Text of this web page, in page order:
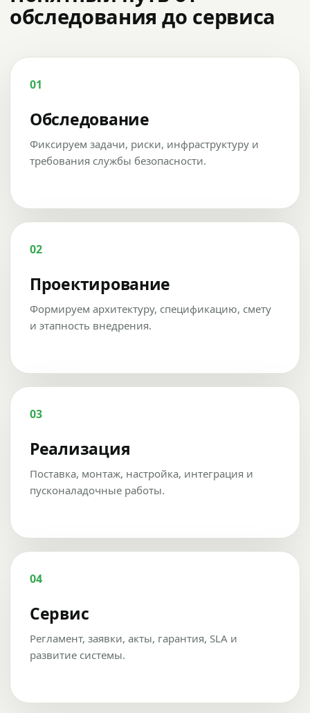
обследования до сервиса
01
Обследование
Фиксируем задачи, риски, инфраструктуру и
требования службы безопасности.
02
Проектирование
Формируем архитектуру, спецификацию, смету
и этапность внедрения.
03
Реализация
Поставка, монтаж, настройка, интеграция и
пусконаладочные работы.
04
Сервис
Регламент, заявки, акты, гарантия, SLA и
развитие системы.